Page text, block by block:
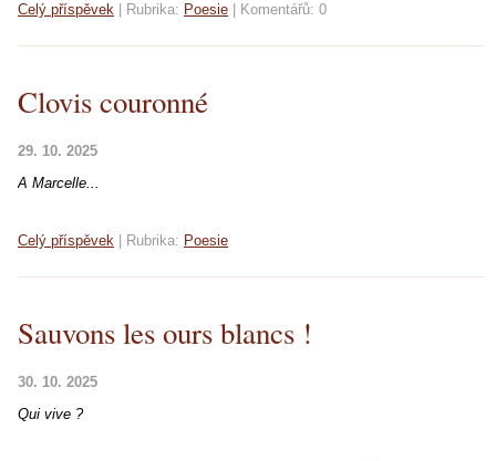
Celý příspěvek Rubrika: Poesie Komentářů: 0
Clovis couronné
29. 10. 2025
A Marcelle...
Celý příspěvek Rubrika: Poesie
Sauvons les ours blancs !
30. 10. 2025
Qui vive ?